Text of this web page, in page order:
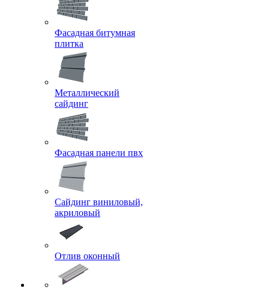
Фасадная битумная
плитка
Металлический
сайдинг
Фасадная панели пвх
Сайдинг виниловый,
акриловый
Отлив оконный